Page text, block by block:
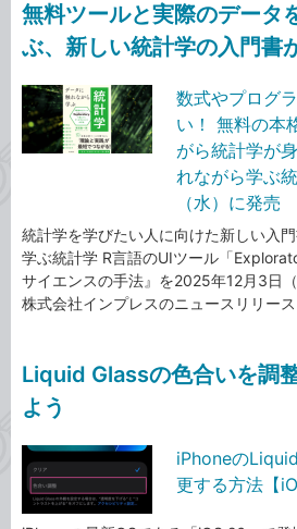
無料ツールと実際のデータ
ぶ、新しい統計学の入門書
数式やプログ
い！ 無料の本
がら統計学が
れながら学ぶ
（水）に発売
統計学を学びたい人に向けた新しい入
学ぶ統計学 R言語のUIツール「
サイエンスの手法』を2025年12月3日
株式会社インプレスのニュースリリース
Liquid Glassの色合いを調
よう
iPhoneの
更する方法【